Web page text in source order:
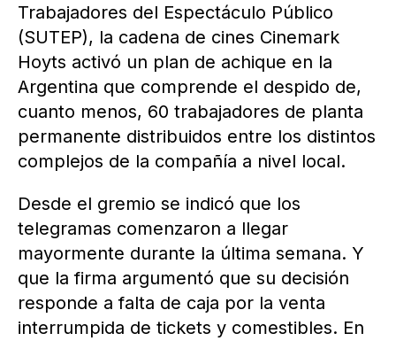
Trabajadores del Espectáculo Público
(SUTEP), la cadena de cines Cinemark
Hoyts activó un plan de achique en la
Argentina que comprende el despido de,
cuanto menos, 60 trabajadores de planta
permanente distribuidos entre los distintos
complejos de la compañía a nivel local.
Desde el gremio se indicó que los
telegramas comenzaron a llegar
mayormente durante la última semana. Y
que la firma argumentó que su decisión
responde a falta de caja por la venta
interrumpida de tickets y comestibles. En